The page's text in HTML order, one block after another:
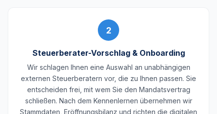
2
Steuerberater-Vorschlag & Onboarding
Wir schlagen Ihnen eine Auswahl an unabhängigen
externen Steuerberatern vor, die zu Ihnen passen. Sie
entscheiden frei, mit wem Sie den Mandatsvertrag
schließen. Nach dem Kennenlernen übernehmen wir
Stammdaten, Eröffnungsbilanz und richten die digitalen